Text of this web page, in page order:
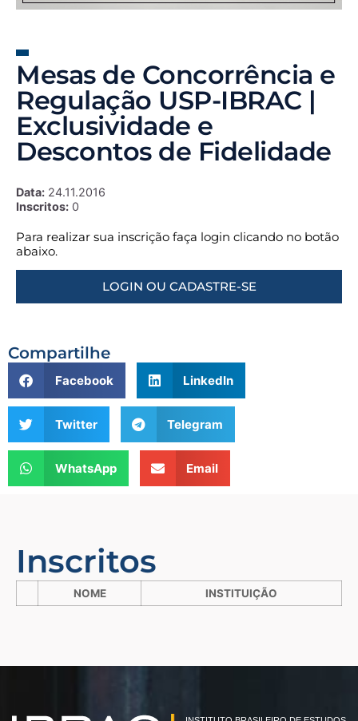
Mesas de Concorrência e
Regulação USP-IBRAC |
Exclusividade e
Descontos de Fidelidade
Data: 24.11.2016
Inscritos: 0
Para realizar sua inscrição faça login clicando no botão
abaixo.
LOGIN OU CADASTRE-SE
Compartilhe
Facebook LinkedIn
Twitter Telegram
WhatsApp Email
Inscritos
NOME INSTITUIÇÃO